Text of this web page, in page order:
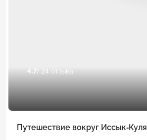
4.7/ 24 отзыва
Путешествие вокруг Иссык-Куля